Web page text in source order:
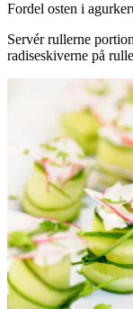
Fordel osten i
Servér rullerne
radiseskiverne på